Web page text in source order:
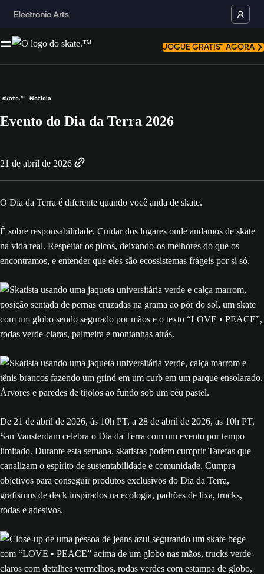
JOGUE GRÁTIS* AGORA
skate.™ Notícia
Evento do Dia da Terra 2026
21 de abril de 2026
O Dia da Terra é diferente quando você anda de skate.
É sobre responsabilidade. Cuidar dos lugares onde andamos de skate
na vida real. Respeitar os picos, deixando-os melhores do que os
encontramos, e entender que eles são ecossistemas frágeis por si só.
De 21 de abril de 2026, às 10h PT, a 28 de abril de 2026, às 10h PT,
San Vansterdam celebra o Dia da Terra com um evento por tempo
limitado. Durante esta semana, skatistas podem cumprir Tarefas que
canalizam o espírito de sustentabilidade e comunidade. Cumpra
objetivos para conseguir produtos exclusivos do Dia da Terra,
grafismos de deck inspirados na ecologia, padrões de lixa, trucks,
rodas e adesivos.